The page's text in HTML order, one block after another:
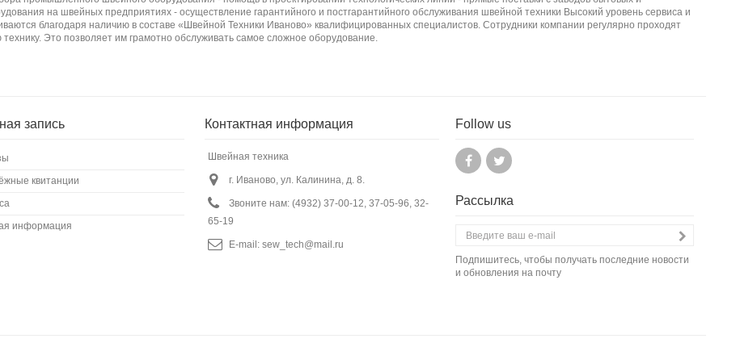
на швейных предприятиях - осуществление гарантийного и постгарантийного обслуживания швейной техники Высокий уровень сервиса и
благодаря наличию в составе «Швейной Техники Иваново» квалифицированных специалистов. Сотрудники компании регулярно проходят
Это позволяет им грамотно обслуживать самое сложное оборудование.
запись
квитанции
информация
Контактная информация
Швейная техника
г. Иваново, ул. Калинина, д. 8.
Звоните нам: (4932) 37-00-12, 37-05-96, 32-
65-19
E-mail: sew_tech@mail.ru
Follow us
Рассылка
Подпишитесь, чтобы получать последние новости
и обновления на почту